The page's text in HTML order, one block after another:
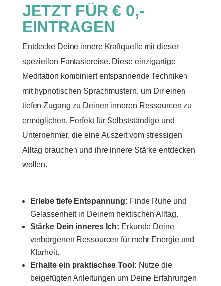
JETZT FÜR € 0,-
EINTRAGEN
Entdecke Deine innere Kraftquelle mit dieser
speziellen Fantasiereise. Diese einzigartige
Meditation kombiniert entspannende Techniken
mit hypnotischen Sprachmustern, um Dir einen
tiefen Zugang zu Deinen inneren Ressourcen zu
ermöglichen. Perfekt für Selbstständige und
Unternehmer, die eine Auszeit vom stressigen
Alltag brauchen und ihre innere Stärke entdecken
wollen.
Erlebe tiefe Entspannung: Finde Ruhe und
Gelassenheit in Deinem hektischen Alltag.
Stärke Dein inneres Ich: Erkunde Deine
verborgenen Ressourcen für mehr Energie und
Klarheit.
Erhalte ein praktisches Tool: Nutze die
beigefügten Anleitungen um Deine Erfahrungen